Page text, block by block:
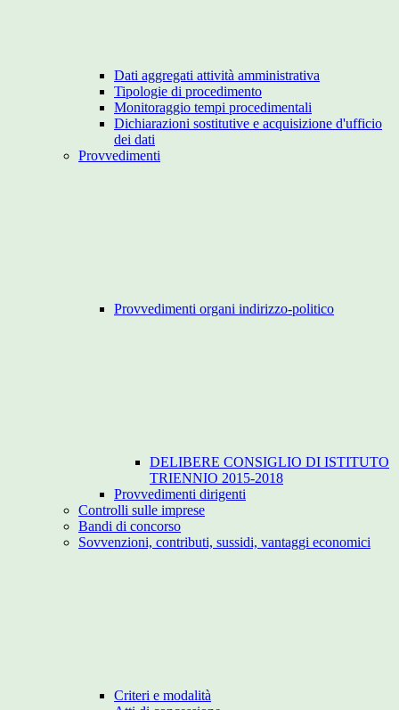
Dati aggregati attività amministrativa
Tipologie di procedimento
Monitoraggio tempi procedimentali
Dichiarazioni sostitutive e acquisizione d'ufficio
dei dati
Provvedimenti
Provvedimenti organi indirizzo-politico
DELIBERE CONSIGLIO DI ISTITUTO
TRIENNIO 2015-2018
Provvedimenti dirigenti
Controlli sulle imprese
Bandi di concorso
Sovvenzioni, contributi, sussidi, vantaggi economici
Criteri e modalità